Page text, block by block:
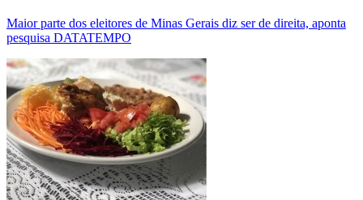
Maior parte dos eleitores de Minas Gerais diz ser de direita, aponta
pesquisa DATATEMPO